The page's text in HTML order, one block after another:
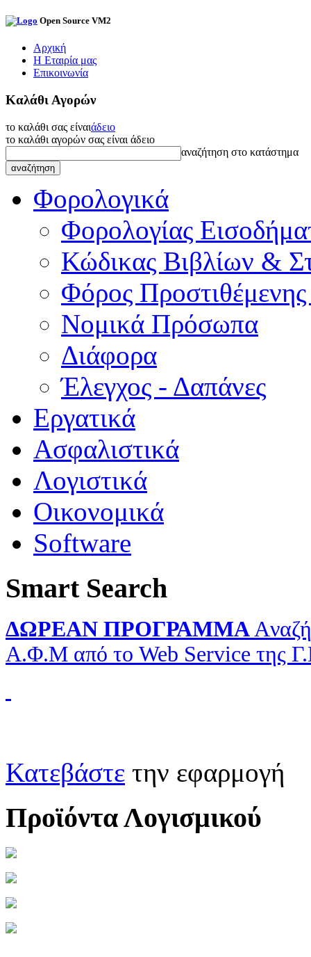
Open Source VM2
Αρχική
Η Εταιρία μας
Επικοινωνία
Καλάθι Αγορών
το καλάθι σας είναιάδειο
το καλάθι αγορών σας είναι άδειο
αναζήτηση στο κατάστημα
Φορολογικά
Φορολογίας
Κώδικας Βιβλίων &
Φόρος Προστιθέμενης
Νομικά Πρόσωπα
Διάφορα
Έλεγχος - Δαπάνες
Εργατικά
Ασφαλιστικά
Λογιστικά
Οικονομικά
Software
Smart Search
ΔΩΡΕΑΝ ΠΡΟΓΡΑΜΜΑ
Α.Φ.Μ από το Web Service της
Κατεβάστε την εφαρμογή
Προϊόντα Λογισμικού